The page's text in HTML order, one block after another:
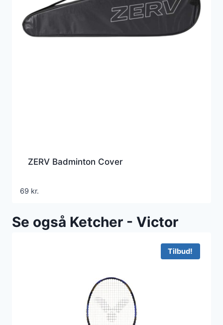
ZERV Badminton Cover
69 kr.
Se også Ketcher - Victor
Tilbud!